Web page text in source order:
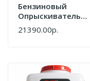
Бензиновый
Опрыскиватель
Champion PS257
21390.00р.